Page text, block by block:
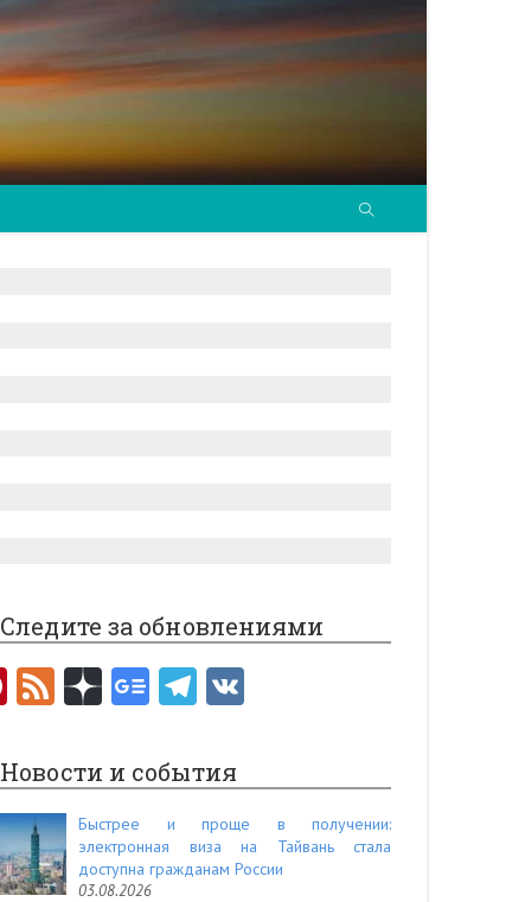
Следите за обновлениями
Pi
er
es
t
F
e
d
Новости и события
Быстрее и проще в получении:
электронная виза на Тайвань стала
доступна гражданам России
03.08.2026